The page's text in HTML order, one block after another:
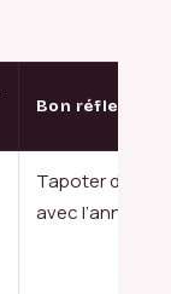
Bon réflexe
Tapoter
avec l’annulaire